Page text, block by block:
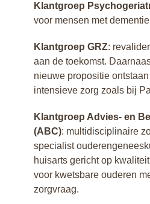
Klantgroep
voor mensen met dementie
Klantgroep GRZ:
aan de toekomst.
nieuwe propositie
intensieve zorg zoals bij
Klantgroep Advies- en
(ABC): multidisciplinaire
specialist
huisarts gericht op
voor kwetsbare ouderen
zorgvraag.